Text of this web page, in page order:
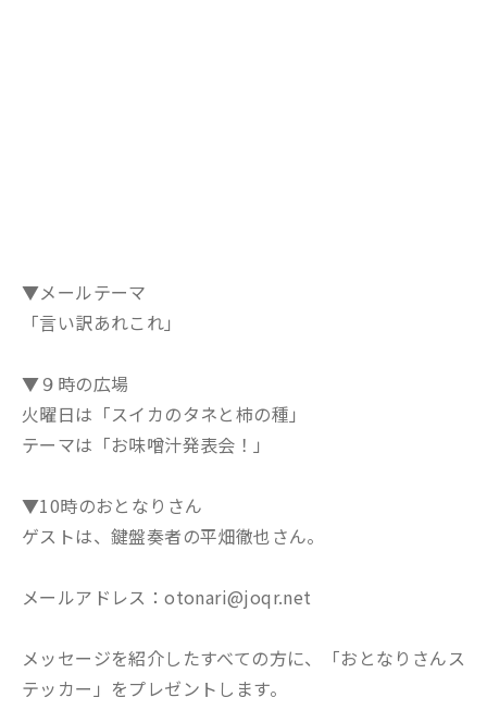
▼メールテーマ
「言い訳あれこれ」
▼９時の広場
火曜日は「スイカのタネと柿の種」
テーマは「お味噌汁発表会！」
▼10時のおとなりさん
ゲストは、鍵盤奏者の平畑徹也さん。
メールアドレス：otonari@joqr.net
メッセージを紹介したすべての方に、「おとなりさんス
テッカー」をプレゼントします。